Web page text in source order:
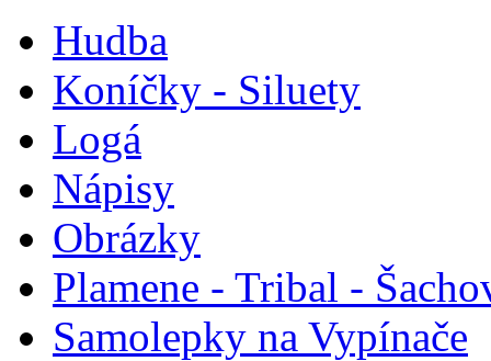
Hudba
Koníčky - Siluety
Logá
Nápisy
Obrázky
Plamene - Tribal -
Samolepky na Vypínače